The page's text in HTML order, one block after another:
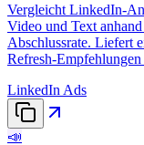
Vergleicht LinkedIn-
Video und Text
Abschlussrate. Liefert
Refresh-
LinkedIn Ads
📣